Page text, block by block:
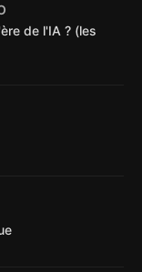
de l'IA ? (les